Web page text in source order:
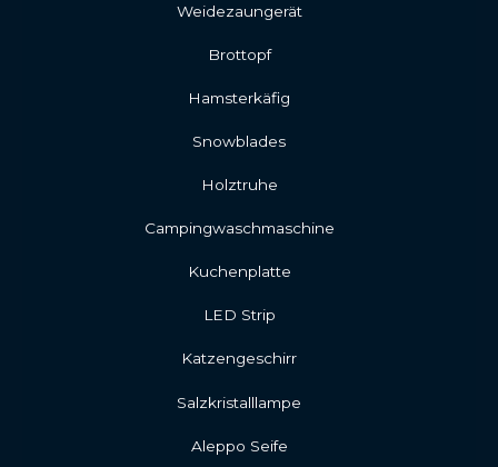
Weidezaungerät
Brottopf
Hamsterkäfig
Snowblades
Holztruhe
Campingwaschmaschine
Kuchenplatte
LED Strip
Katzengeschirr
Salzkristalllampe
Aleppo Seife